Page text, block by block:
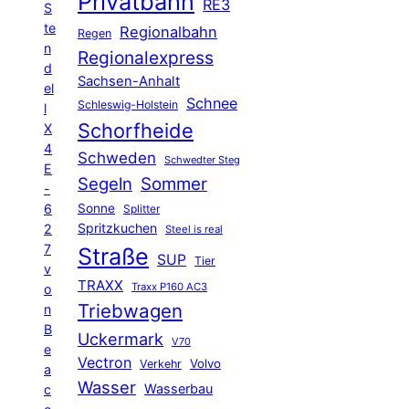
S
te
n
d
el
l
X
4
E
-
6
2
7
v
o
n
B
e
a
c
RE3
Regen Regionalbahn
Regionalexpress
Sachsen-Anhalt
Schleswig-Holstein Schnee
Schorfheide
Schweden Schwedter Steg
Segeln Sommer
Sonne Splitter
Spritzkuchen Steel is real
Straße SUP Tier
TRAXX Traxx P160 AC3
Triebwagen
Uckermark V70
Vectron Verkehr Volvo
Wasser Wasserbau